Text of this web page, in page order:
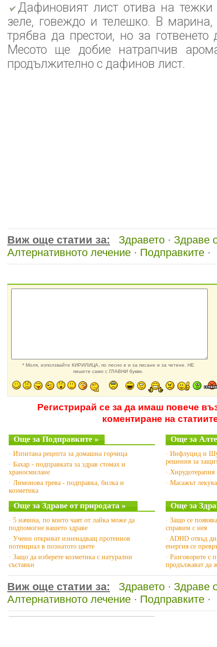
Дафиновият лист отива на тежки
зеле, говеждо и телешко. В марина,
трябва да престои, но за
Месото ще добие натрапчив
продължително с дафинов лист.
Виж още статии за: Здравето · Здраве
Алтернативното лечение · Подправките ·
* Моля, използвайте КИРИЛИЦА, по лесно е и за писане и за четене. НЕ
пишете само с ГЛАВНИ букви.
Регистрирай се за да имаш повече
коментиране на
Още за Подправките »
· Изпитана рецепта за домашна горчица
· Бахар - подправката за здрав стомах и
храносмилане
· Лимонова трева - подправка, билка и
козметика
Още за
· Инфлуцид и
решения за
·
· Масажът
Още за Здраве от природата »
· 5 начина, по които чаят от лайка може да
подпомогне вашето здраве
· Учени откриват изненадващ протеинов
потенциал в познатото цвете
· Защо да изберете козметика с натурални
съставки
Още за
· Защо се
справим с нея
· ADHD отвъд
енергия се
· Разговорите с
продължават да
Виж още статии за: Здравето · Здраве
Алтернативното лечение · Подправките ·